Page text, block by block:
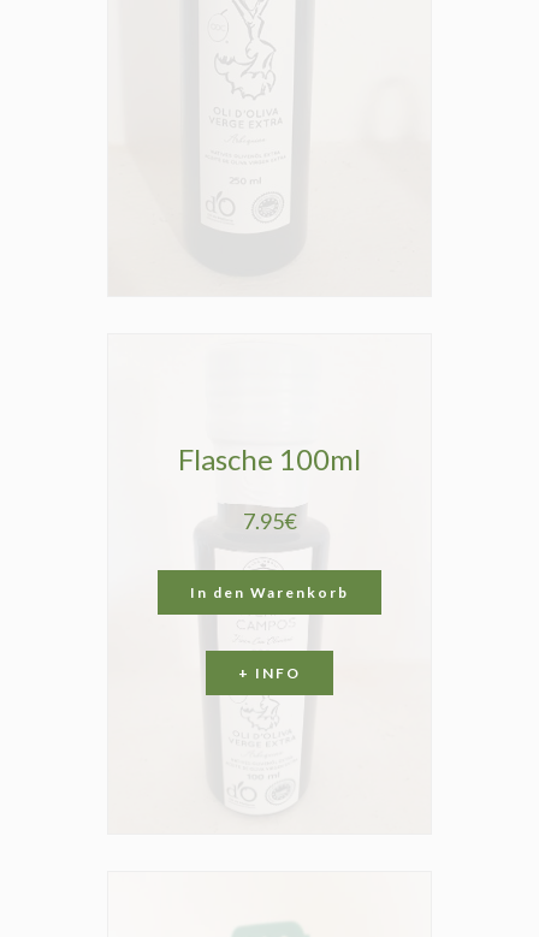
Flasche 100ml
7.95€
In den Warenkorb
+ INFO